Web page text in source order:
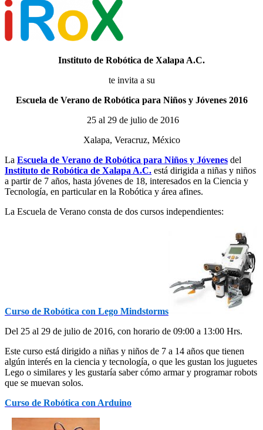
Instituto de Robótica de Xalapa A.C.
te invita a su
Escuela de Verano de Robótica para Niños y Jóvenes 2016
25 al 29 de julio de 2016
Xalapa, Veracruz, México
La Escuela de Verano de Robótica para Niños y Jóvenes del
Instituto de Robótica de Xalapa A.C. está dirigida a niñas y niños
a partir de 7 años, hasta jóvenes de 18, interesados en la Ciencia y
Tecnología, en particular en la Robótica y área afines.
La Escuela de Verano consta de dos cursos independientes:
Curso de Robótica con Lego Mindstorms
Del 25 al 29 de julio de 2016, con horario de 09:00 a 13:00 Hrs.
Este curso está dirigido a niñas y niños de 7 a 14 años que tienen
algún interés en la ciencia y tecnología, o que les gustan los juguetes
Lego o similares y les gustaría saber cómo armar y programar robots
que se muevan solos.
Curso de Robótica con Arduino